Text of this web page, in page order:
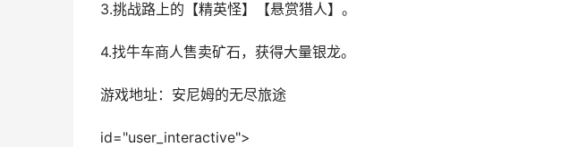
3.挑战路上的【精英怪】【悬赏猎人】。
4.找牛车商人售卖矿石，获得大量银龙。
游戏地址：安尼姆的无尽旅途
id="user_interactive">